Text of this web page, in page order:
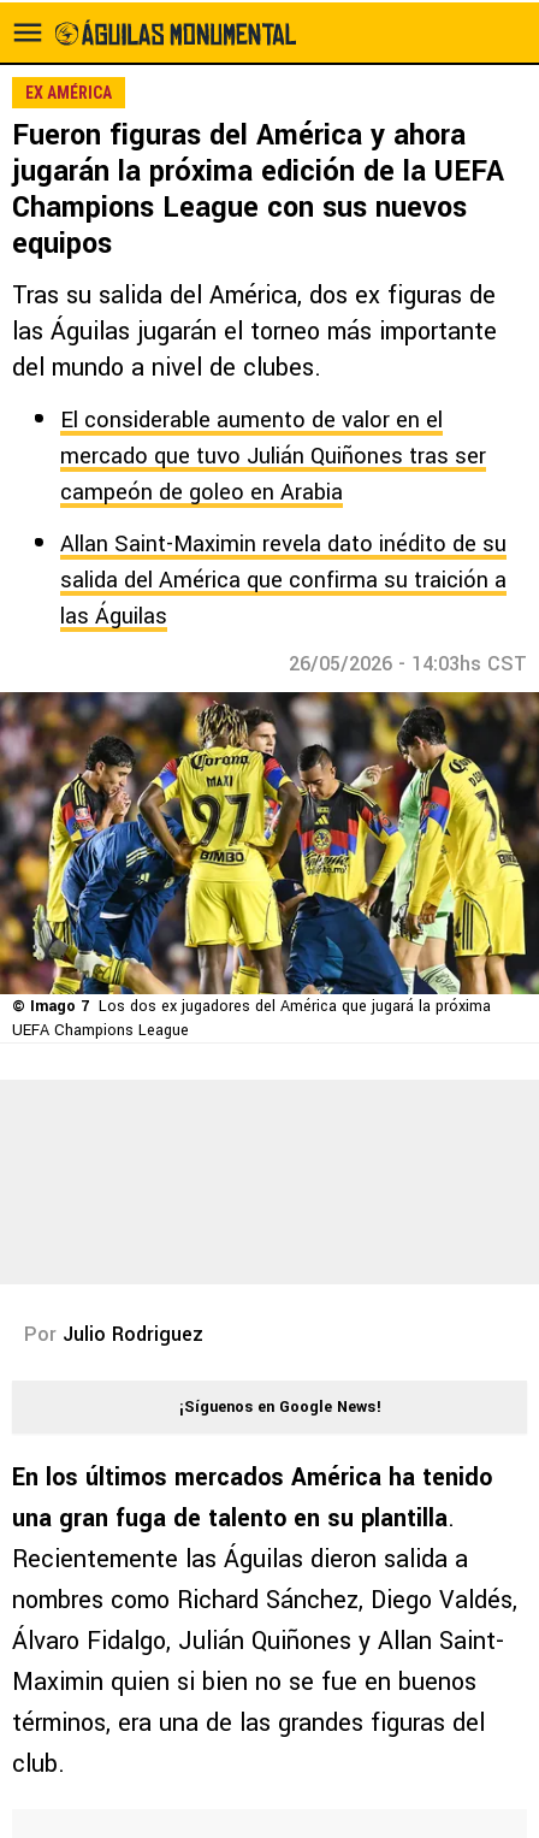
EX AMÉRICA
Fueron figuras del América y ahora
jugarán la próxima edición de la UEFA
Champions League con sus nuevos
equipos
Tras su salida del América, dos ex figuras de
las Águilas jugarán el torneo más importante
del mundo a nivel de clubes.
El considerable aumento de valor en el
mercado que tuvo Julián Quiñones tras ser
campeón de goleo en Arabia
Allan Saint-Maximin revela dato inédito de su
salida del América que confirma su traición a
las Águilas
26/05/2026 - 14:03hs CST
© Imago 7 Los dos ex jugadores del América que jugará la próxima
UEFA Champions League
Por Julio Rodriguez
¡Síguenos en Google News!
En los últimos mercados América ha tenido
una gran fuga de talento en su plantilla.
Recientemente las Águilas dieron salida a
nombres como Richard Sánchez, Diego Valdés,
Álvaro Fidalgo, Julián Quiñones y Allan Saint-
Maximin quien si bien no se fue en buenos
términos, era una de las grandes figuras del
club.